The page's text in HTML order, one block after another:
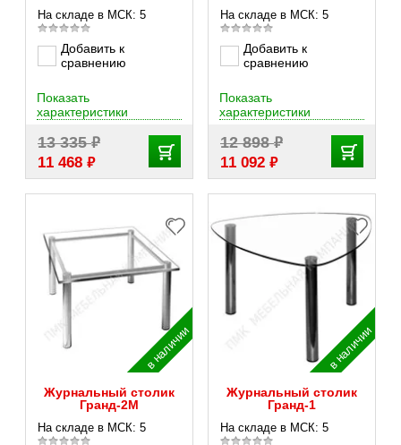
На складе в МСК: 5
Добавить к
сравнению
13 335₽
11 468 ₽
Показать
характеристики
На складе в МСК: 5
Добавить к
сравнению
12 898₽
11 092 ₽
Показать
характеристики
в наличии
Журнальный столик
Гранд-2М
На складе в МСК: 5
в наличии
Журнальный столик
Гранд-1
На складе в МСК: 5